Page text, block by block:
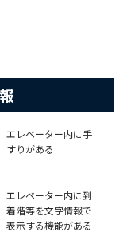
エレベーター内に手
すりがある
エレベーター内に到
着階等を文字情報で
表示する機能がある